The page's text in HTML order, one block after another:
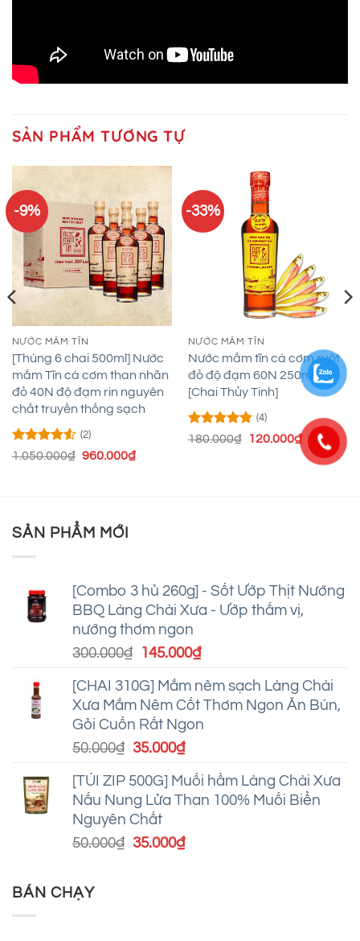
SẢN PHẨM TƯƠNG TỰ
-9%
NƯỚC MẮM TĨN
[Thùng 6 chai 500ml] Nước
mắm Tĩn cá cơm than nhãn
đỏ 40N độ đạm rin nguyên
chất truyền thống sạch
Được xếp
(2)
1.050.000₫ Giá
960.000₫Giá
-33%
NƯỚC MẮM TĨN
Nước mắm tĩn cá cơm ruột
đỏ độ đạm 60N 250ml –
[Chai Thủy Tinh]
Được xếp
(4)
180.000₫
Giá
120.000₫Giá
hiện
tại
SẢN PHẨM MỚI
[Combo 3 hủ 260g] - Sốt Ướp Thịt Nướng
BBQ Làng Chài Xưa - Ướp thấm vị,
nướng thơm ngon
300.000₫ Giá
là:
300.000₫.
145.000₫Giá
tại
là:
145.000₫.
[CHAI 310G] Mắm nêm sạch Làng Chài
Xưa Mắm Nêm Cốt Thơm Ngon Ăn Bún,
Gỏi Cuốn Rất Ngon
50.000₫ Giá
là:
50.000₫.
35.000₫Giá
tại
là:
[TÚI ZIP 500G] Muối hầm Làng Chài Xưa
Nấu Nung Lửa Than 100% Muối Biển
Nguyên Chất
50.000₫ Giá
35.000₫Giá
BÁN CHẠY